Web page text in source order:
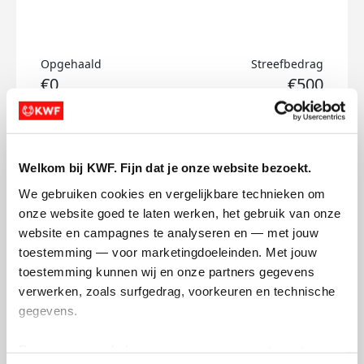
Welkom bij KWF. Fijn dat je onze website bezoekt.
We gebruiken cookies en vergelijkbare technieken om
onze website goed te laten werken, het gebruik van onze
website en campagnes te analyseren en — met jouw
toestemming — voor marketingdoeleinden. Met jouw
toestemming kunnen wij en onze partners gegevens
verwerken, zoals surfgedrag, voorkeuren en technische
gegevens.
Opgehaald
€0
Streefbedrag
€500
Doneer
Eva's badges